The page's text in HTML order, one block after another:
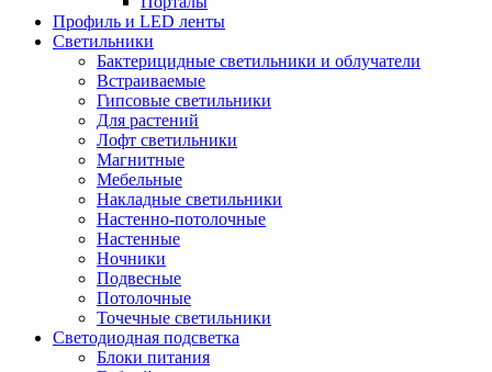
Профиль и LED ленты
Светильники
Бактерицидные светильники и облучатели
Встраиваемые
Гипсовые светильники
Для растений
Лофт светильники
Магнитные
Мебельные
Накладные светильники
Настенно-потолочные
Настенные
Ночники
Подвесные
Потолочные
Точечные светильники
Светодиодная подсветка
Блоки питания